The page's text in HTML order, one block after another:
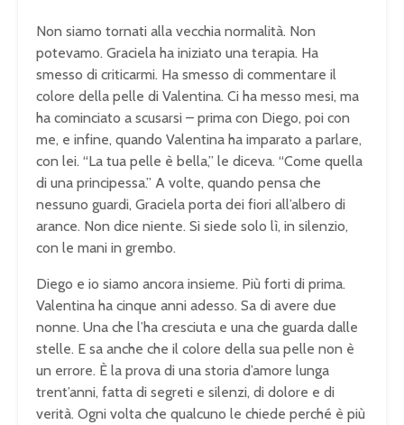
Non siamo tornati alla vecchia normalità. Non
potevamo. Graciela ha iniziato una terapia. Ha
smesso di criticarmi. Ha smesso di commentare il
colore della pelle di Valentina. Ci ha messo mesi, ma
ha cominciato a scusarsi – prima con Diego, poi con
me, e infine, quando Valentina ha imparato a parlare,
con lei. “La tua pelle è bella,” le diceva. “Come quella
di una principessa.” A volte, quando pensa che
nessuno guardi, Graciela porta dei fiori all’albero di
arance. Non dice niente. Si siede solo lì, in silenzio,
con le mani in grembo.
Diego e io siamo ancora insieme. Più forti di prima.
Valentina ha cinque anni adesso. Sa di avere due
nonne. Una che l’ha cresciuta e una che guarda dalle
stelle. E sa anche che il colore della sua pelle non è
un errore. È la prova di una storia d’amore lunga
trent’anni, fatta di segreti e silenzi, di dolore e di
verità. Ogni volta che qualcuno le chiede perché è più